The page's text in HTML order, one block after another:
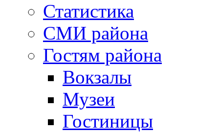
Статистика
СМИ района
Гостям района
Вокзалы
Музеи
Гостиницы